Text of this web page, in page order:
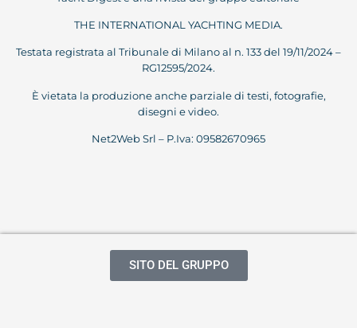
THE INTERNATIONAL YACHTING MEDIA.
Testata registrata al Tribunale di Milano al n. 133 del 19/11/2024 –
RG12595/2024.
È vietata la produzione anche parziale di testi, fotografie,
disegni e video.
Net2Web Srl – P.Iva: 09582670965
SITO DEL GRUPPO